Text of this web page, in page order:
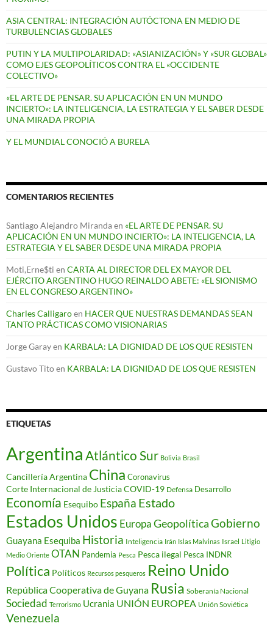
ASIA CENTRAL: INTEGRACIÓN AUTÓCTONA EN MEDIO DE
TURBULENCIAS GLOBALES
PUTIN Y LA MULTIPOLARIDAD: «ASIANIZACIÓN» Y «SUR GLOBAL»
COMO EJES GEOPOLÍTICOS CONTRA EL «OCCIDENTE
COLECTIVO»
«EL ARTE DE PENSAR. SU APLICACIÓN EN UN MUNDO
INCIERTO»: LA INTELIGENCIA, LA ESTRATEGIA Y EL SABER DESDE
UNA MIRADA PROPIA
Y EL MUNDIAL CONOCIÓ A BURELA
COMENTARIOS RECIENTES
Santiago Alejandro Mirandaen «EL ARTE DE PENSAR. SU
APLICACIÓN EN UN MUNDO INCIERTO»: LA INTELIGENCIA, LA
ESTRATEGIA Y EL SABER DESDE UNA MIRADA PROPIA
Moti,Erne$ti en CARTA AL DIRECTOR DEL EX MAYOR DEL
EJÉRCITO ARGENTINO HUGO REINALDO ABETE: «EL SIONISMO
EN EL CONGRESO ARGENTINO»
Charles Calligaroen HACER QUE NUESTRAS DEMANDAS SEAN
TANTO PRÁCTICAS COMO VISIONARIAS
Jorge Garayen KARBALA: LA DIGNIDAD DE LOS QUE RESISTEN
Gustavo Titoen KARBALA: LA DIGNIDAD DE LOS QUE RESISTEN
ETIQUETAS
Argentina Atlántico Sur Bolivia Brasil
Cancillería Argentina China Coronavirus
Corte Internacional de JusticiaCOVID-19 Defensa Desarrollo
Economía Esequibo España Estado
Estados Unidos EuropaGeopolíticaGobierno
Guayana Esequiba Historia Inteligencia Irán Islas Malvinas Israel Litigio
Medio Oriente OTAN Pandemia Pesca Pesca ilegal Pesca INDNR
Política Políticos Recursos pesqueros Reino Unido
República Cooperativa de Guyana Rusia Soberanía Nacional
Sociedad Terrorismo Ucrania UNIÓN EUROPEA Unión Soviética
Venezuela